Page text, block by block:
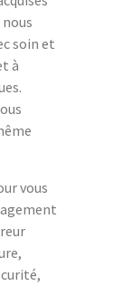
soin et
à
vous